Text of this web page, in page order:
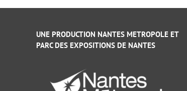
UNE PRODUCTION NANTES METROPOLE ET
PARC DES EXPOSITIONS DE NANTES